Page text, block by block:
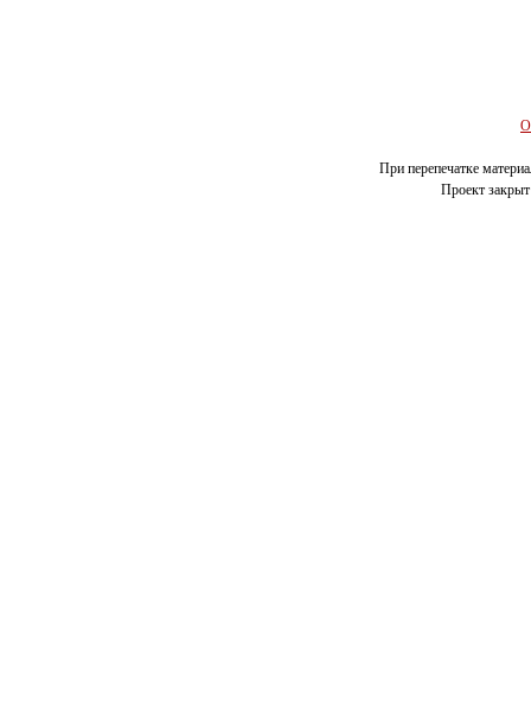
О
При перепечатке
Проект закрыт